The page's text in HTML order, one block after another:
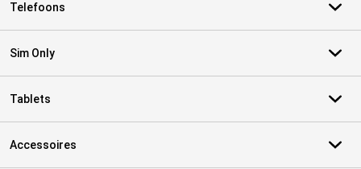
Telefoons
Sim Only
Tablets
Accessoires